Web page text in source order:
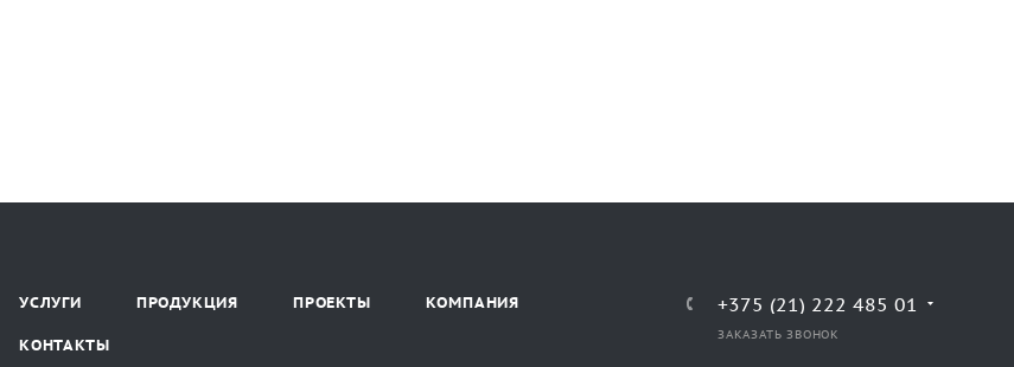
УСЛУГИ ПРОДУКЦИЯ ПРОЕКТЫ КОМПАНИЯ
КОНТАКТЫ
+375 (21) 222 485 01
ЗАКАЗАТЬ ЗВОНОК